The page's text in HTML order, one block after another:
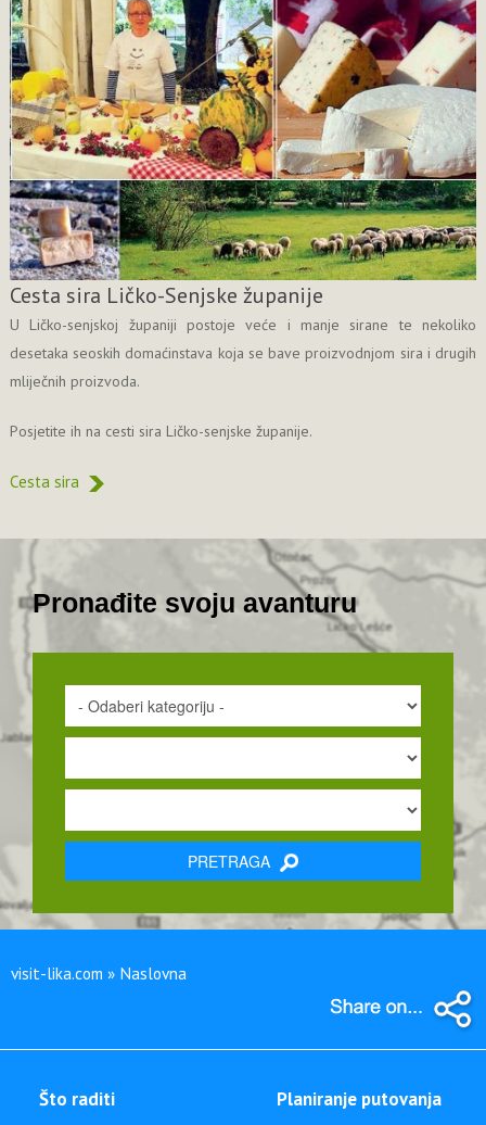
Cesta sira Ličko-Senjske županije
U Ličko-senjskoj županiji postoje veće i manje sirane te nekoliko
desetaka seoskih domaćinstava koja se bave proizvodnjom sira i drugih
mliječnih proizvoda.
Posjetite ih na cesti sira Ličko-senjske županije.
Cesta sira
Pronađite svoju avanturu
PRETRAGA
visit-lika.com » Naslovna
Što raditi Planiranje putovanja